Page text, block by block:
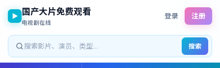
国产大片免费观看
电视剧在线
搜索
登录 注册